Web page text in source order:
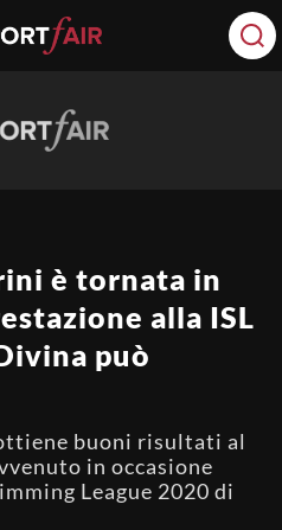
è tornata in
alla ISL
può
buoni risultati al
in occasione
League 2020 di